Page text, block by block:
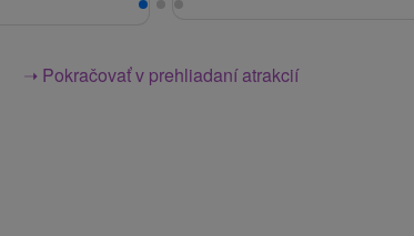
➝ Pokračovať v prehliadaní atrakcií